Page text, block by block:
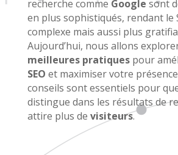
recherche comme Google sont
en plus sophistiqués, rendant le
complexe mais aussi plus
Aujourd’hui, nous allons
meilleures pratiquespour
SEO et maximiser votre
conseils sont essentiels pour
distingue dans les résultats de
attire plus de visiteurs.